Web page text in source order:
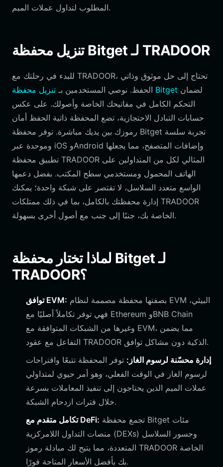
المطلوب لتداول عملات الميم.
تنزيل محفظة Bitget لـ TRADOOR
للبدء في رحلتك مع TRADOOR، تحتاج إلى حل موثوق وذاتي
الحفظ. نوصي المستخدمين بـ تنزيل محفظة Bitget
التحكم الكامل في مفاتيحك الخاصة وأصولك. على عكس
حسابات التبادل الاحتجازية، تضع المحفظة ذاتية الحفظ أمان
رموزك بين يديك مباشرة. توفر محفظة Bitget تجربة سلسة
وموحدة عبر iOS وAndroid وإضافات المتصفح، مما يجعلها
تطبيق محفظة TRADOOR المثالي لكل من المتداولين على
الهاتف المحمول ومستخدمي سطح المكتب. بفضل دعمها
الواسع متعدد السلاسل، لا تقتصر على شبكة واحدة؛ يمكنك
إدارة محفظتك بالكامل، بما في ذلك ممتلكات TRADOOR
الخاصة بك، جنبًا إلى جنب مع أصول أخرى بسهولة.
لماذا تختار محفظة Bitget لـ
TRADOOR؟
توافق EVM:
فهي توفر تكاملاً أصليًا مع Ethereum وBNB Chain
وغيرها من الشبكات المتوافقة مع EVM، مما يضمن
التفاعل مع عقود TRADOOR الذكية دون مشاكل توافق.
إدارة محسّنة لرسوم الغاز: توفر المحفظة تتبعًا واقتراحات
لرسوم الغاز في الوقت الفعلي، وهو أمر حيوي لمتداولي
عملات الميم الذين يحتاجون إلى تنفيذ المعاملات بسرعة
خلال فترات ازدحام الشبكة.
تكامل متقدم مع DeFi:
منصات التداول اللامركزية (DEXs) وجسور السلاسل
المتعددة، مما يتيح لك مبادلة رموز TRADOOR الخاصة
بك بأفضل الأسعار المتاحة فورًا.